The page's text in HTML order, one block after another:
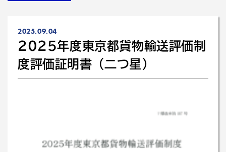
2025.09.04
2025年度東京都貨物輸送評価制
度評価証明書（二つ星）